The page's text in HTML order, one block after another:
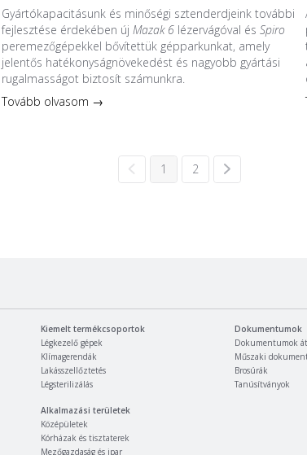
Gyártókapacitásunk és minőségi sztenderdjeink további
fejlesztése érdekében új Mazak 6lézervágóval és Spiro
peremezőgépekkel bővítettük gépparkunkat, amely
jelentős hatékonyságnövekedést és nagyobb gyártási
rugalmasságot biztosít számunkra.
Tovább olvasom →
1 2
Kiemelt termékcsoportok
Légkezelő gépek
Klímagerendák
Lakásszellőztetés
Légsterilizálás
Alkalmazási területek
Középületek
Kórházak és tisztaterek
Mezőgazdaság és ipar
Dokumentumok
Dokumentumok
Műszaki
Brosúrák
Tanúsítványok